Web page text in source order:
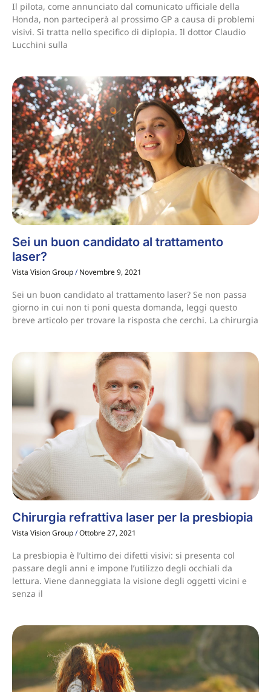
Il pilota, come annunciato dal comunicato ufficiale della
Honda, non parteciperà al prossimo GP a causa di problemi
visivi. Si tratta nello specifico di diplopia. Il dottor Claudio
Lucchini sulla
Sei un buon candidato al trattamento
laser?
Vista Vision Group Novembre 9, 2021
Sei un buon candidato al trattamento laser? Se non passa
giorno in cui non ti poni questa domanda, leggi questo
breve articolo per trovare la risposta che cerchi. La chirurgia
Chirurgia refrattiva laser per la presbiopia
Vista Vision Group Ottobre 27, 2021
La presbiopia è l’ultimo dei difetti visivi: si presenta col
passare degli anni e impone l’utilizzo degli occhiali da
lettura. Viene danneggiata la visione degli oggetti vicini e
senza il